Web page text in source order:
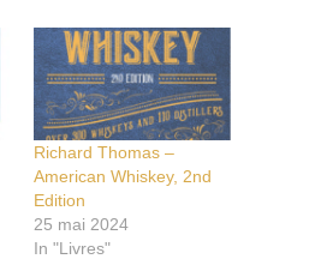
Richard Thomas –
American Whiskey, 2nd
Edition
25 mai 2024
In "Livres"